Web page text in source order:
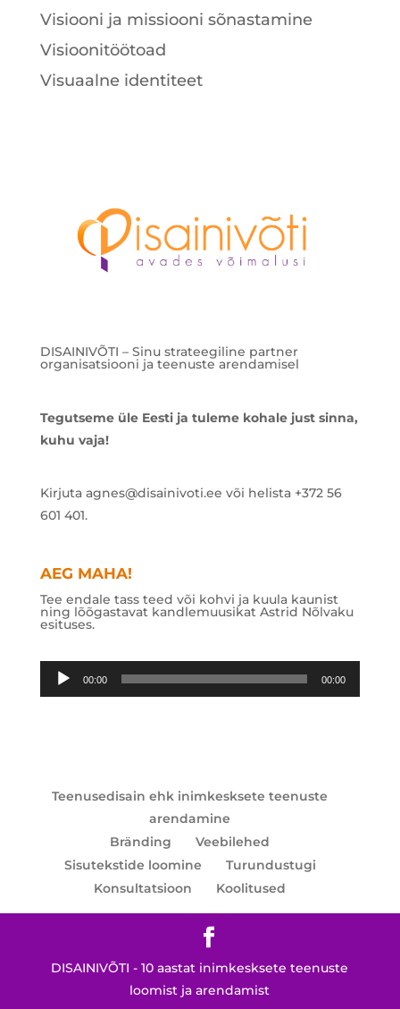
Visiooni ja missiooni sõnastamine
Visioonitöötoad
Visuaalne identiteet
DISAINIVÕTI – Sinu strateegiline partner
organisatsiooni ja teenuste arendamisel
Tegutseme üle Eesti ja tuleme kohale just sinna,
kuhu vaja!
Kirjuta agnes@disainivoti.ee või helista +372 56
601 401.
AEG MAHA!
Tee endale tass teed või kohvi ja kuula kaunist
ning lõõgastavat kandlemuusikat Astrid Nõlvaku
esituses.
Audioesitaja
00:00 00:00
Teenusedisain ehk inimkesksete teenuste
arendamine
Bränding
Veebilehed
Sisutekstide loomine
Turundustugi
Konsultatsioon
Koolitused
DISAINIVÕTI - 10 aastat inimkesksete teenuste
loomist ja arendamist